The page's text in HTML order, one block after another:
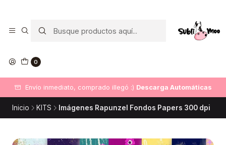
0
Envío inmediato, comprado illegó :) Descarga Automáticas
Inicio KITS Imágenes Rapunzel Fondos Papers 300 dpi